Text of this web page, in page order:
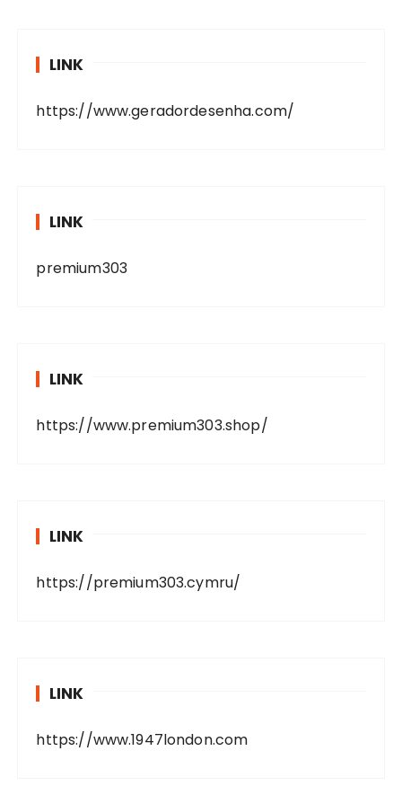
LINK
https://www.geradordesenha.com/
LINK
premium303
LINK
https://www.premium303.shop/
LINK
https://premium303.cymru/
LINK
https://www.1947london.com